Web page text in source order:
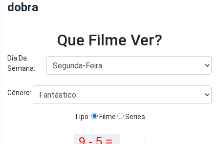
dobra
Que Filme Ver?
Dia Da
Semana:
Gênero:
Tipo: Filme Series